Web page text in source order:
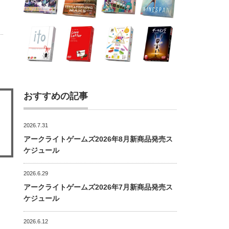
おすすめの記事
2026.7.31
アークライトゲームズ2026年8月新商品発売ス
ケジュール
2026.6.29
アークライトゲームズ2026年7月新商品発売ス
ケジュール
2026.6.12